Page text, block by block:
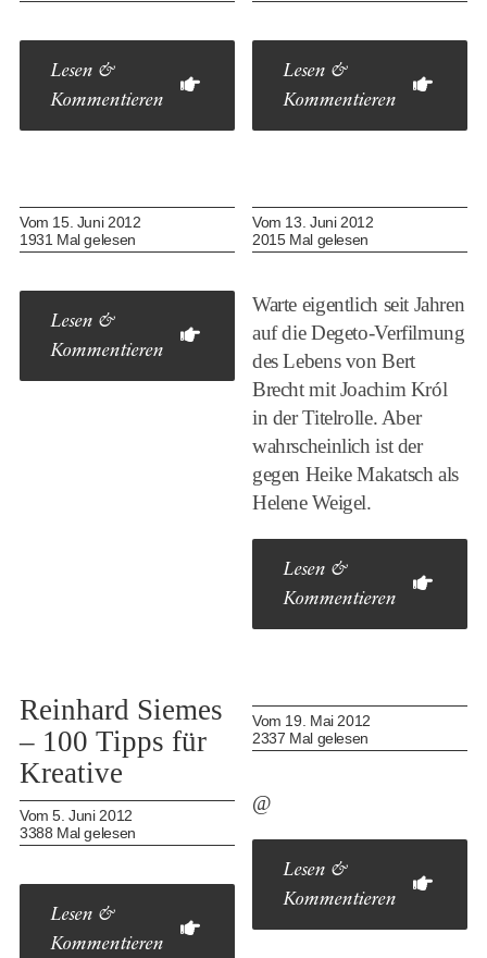
Lesen &
Kommentieren
Lesen &
Kommentieren
Vom 15. Juni 2012
1931 Mal gelesen
Lesen &
Kommentieren
Vom 13. Juni 2012
2015 Mal gelesen
Warte eigentlich seit Jahren
auf die Degeto-Verfilmung
des Lebens von Bert
Brecht mit Joachim Król
in der Titelrolle. Aber
wahrscheinlich ist der
gegen Heike Makatsch als
Helene Weigel.
Lesen &
Kommentieren
Reinhard Siemes
– 100 Tipps für
Kreative
Vom 5. Juni 2012
3388 Mal gelesen
Lesen &
Kommentieren
Vom 19. Mai 2012
2337 Mal gelesen
@
Lesen &
Kommentieren